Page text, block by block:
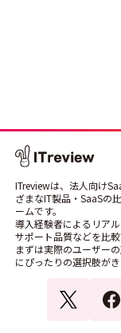
ITreviewは、法人向け
ざまなIT製品・SaaSの
ームです。
導入経験者によるリア
サポート品質などを比較
まずは実際のユーザー
にぴったりの選択肢がき